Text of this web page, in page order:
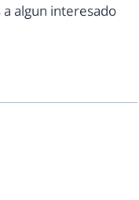
algun interesado